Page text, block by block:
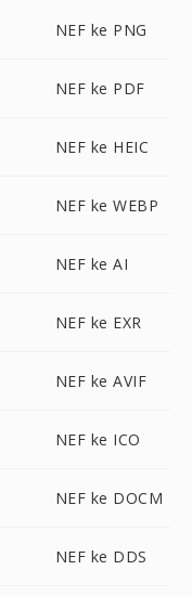
NEF ke PNG
NEF ke PDF
NEF ke HEIC
NEF ke WEBP
NEF ke AI
NEF ke EXR
NEF ke AVIF
NEF ke ICO
NEF ke DOCM
NEF ke DDS